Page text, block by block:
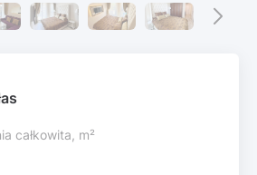
całkowita, m²